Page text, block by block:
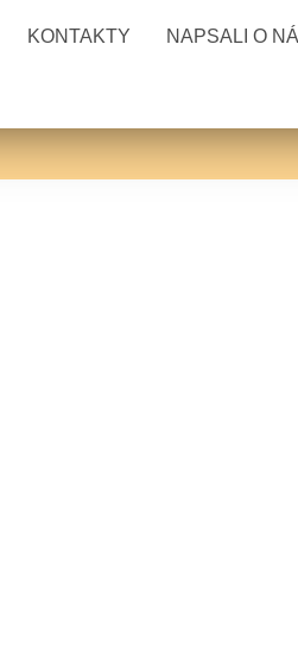
KONTAKTY NAPSALI O